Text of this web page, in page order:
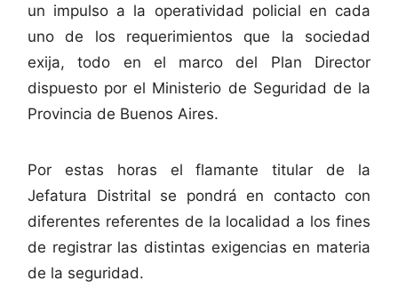
un impulso a la operatividad policial en cada
uno de los requerimientos que la sociedad
exija, todo en el marco del Plan Director
dispuesto por el Ministerio de Seguridad de la
Provincia de Buenos Aires.
Por estas horas el flamante titular de la
Jefatura Distrital se pondrá en contacto con
diferentes referentes de la localidad a los fines
de registrar las distintas exigencias en materia
de la seguridad.